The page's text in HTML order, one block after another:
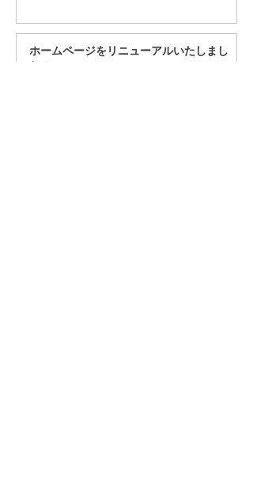
ホームページをリニューアルいたしまし
た！